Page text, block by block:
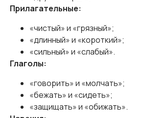
Прилагательные:
«чистый» и «грязный»;
«длинный» и «короткий»;
«сильный» и «слабый».
Глаголы:
«говорить» и «молчать»;
«бежать» и «сидеть»;
«защищать» и «обижать».